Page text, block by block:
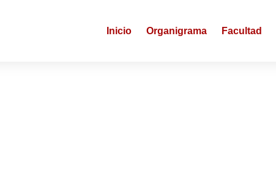
Inicio Organigrama Facultad